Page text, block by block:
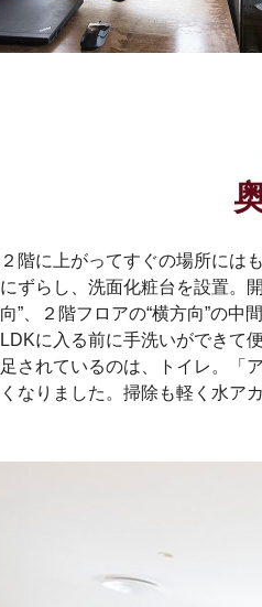
２階に上がってすぐの場所には
にずらし、洗面化粧台を設置。
向”、２階フロアの“横方向”の中
LDKに入る前に手洗いができて
足されているのは、トイレ。「
くなりました。掃除も軽く水ア